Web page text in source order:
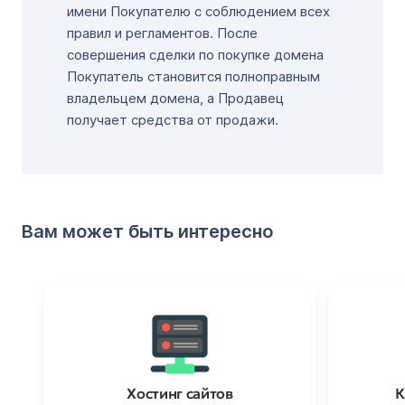
имени Покупателю с соблюдением всех
правил и регламентов. После
совершения сделки по покупке домена
Покупатель становится полноправным
владельцем домена, а Продавец
получает средства от продажи.
Вам может быть интересно
Хостинг сайтов